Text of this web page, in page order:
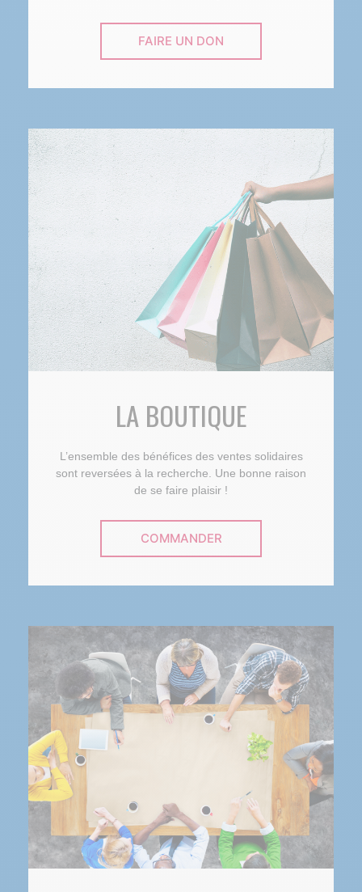
FAIRE UN DON
LA BOUTIQUE
L’ensemble des bénéfices des ventes solidaires
sont reversées à la recherche. Une bonne raison
de se faire plaisir !
COMMANDER